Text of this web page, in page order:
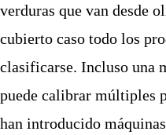
verduras que van desde
cubierto caso todo los
clasificarse. Incluso una
puede calibrar múltiples
han introducido